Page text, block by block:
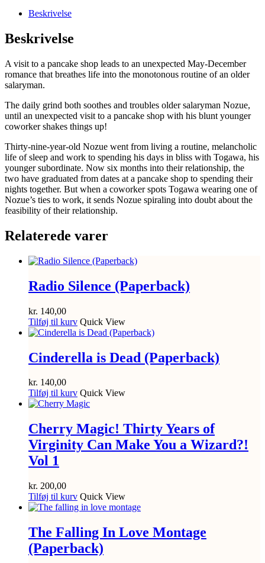
Cappuccino
antal
Beskrivelse
Beskrivelse
A visit to a pancake shop leads to an unexpected May-December
romance that breathes life into the monotonous routine of an older
salaryman.
The daily grind both soothes and troubles older salaryman Nozue,
until an unexpected visit to a pancake shop with his blunt younger
coworker shakes things up!
Thirty-nine-year-old Nozue went from living a routine, melancholic
life of sleep and work to spending his days in bliss with Togawa, his
younger subordinate. Now six months into their relationship, the
two have graduated from dates at a pancake shop to spending their
nights together. But when a coworker spots Togawa wearing one of
Nozue’s ties to work, it sends Nozue spiraling into doubt about the
feasibility of their relationship.
Relaterede varer
Radio Silence (Paperback)
kr. 140,00
Tilføj til kurv Quick View
Cinderella is Dead (Paperback)
kr. 140,00
Tilføj til kurv Quick View
Cherry Magic! Thirty Years of
Virginity Can Make You a Wizard?!
Vol 1
kr. 200,00
Tilføj til kurv Quick View
The Falling In Love Montage
(Paperback)